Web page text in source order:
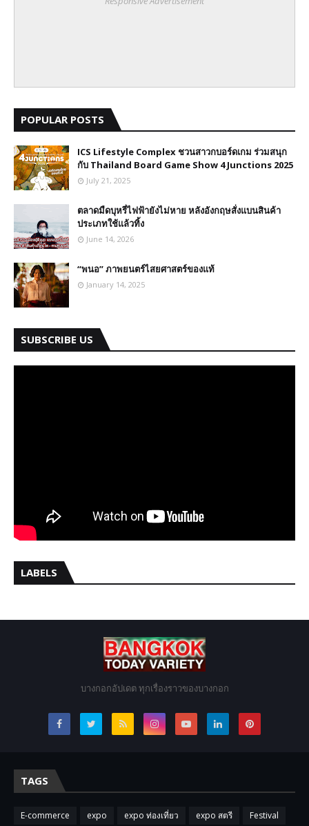
POPULAR POSTS
ICS Lifestyle Complex ชวนสาวกบอร์ดเกม ร่วมสนุก
กับ Thailand Board Game Show 4 Junctions 2025
July 21, 2025
ตลาดมืดบุหรี่ไฟฟ้ายังไม่หาย หลังอังกฤษสั่งแบนสินค้า
ประเภทใช้แล้วทิ้ง
June 14, 2026
“พนอ” ภาพยนตร์ไสยศาสตร์ของแท้
January 14, 2025
SUBSCRIBE US
LABELS
บางกอกอัปเดต ทุกเรื่องราวของบางกอก
TAGS
E-commerce expo expo ท่องเที่ยว expo สตรี Festival